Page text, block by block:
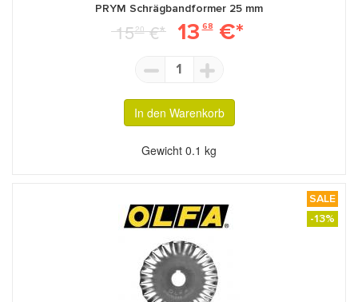
PRYM Schrägbandformer 25 mm
1520€* 13 68€*
1
In den Warenkorb
Gewicht 0.1 kg
SALE
-13%